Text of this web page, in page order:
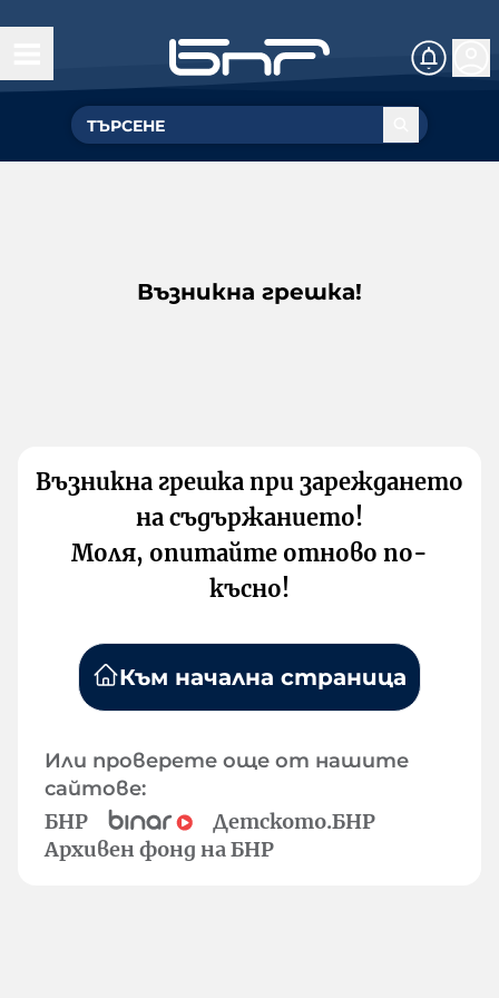
Възникна грешка!
Възникна грешка при зареждането
на съдържанието!
Моля, опитайте отново по-
късно!
Към начална страница
Или проверете още от нашите
сайтове:
БНР
Детското.БНР
Архивен фонд на БНР